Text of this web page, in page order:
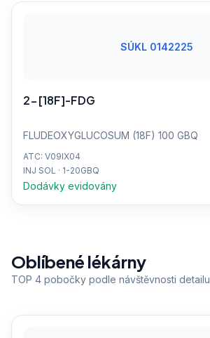
SÚKL 0142225
2-[18F]-FDG
FLUDEOXYGLUCOSUM (18F) 100 GBQ
ATC: V09IX04
INJ SOL · 1-20GBQ
Dodávky evidovány
Oblíbené lékárny
TOP 4 pobočky podle návštěvnosti detailu